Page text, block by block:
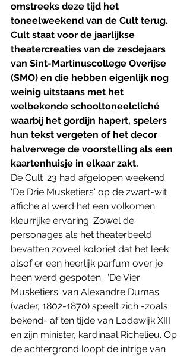
omstreeks deze tijd het
toneelweekend van de Cult terug.
Cult staat voor de jaarlijkse
theatercreaties van de zesdejaars
van Sint-Martinuscollege Overijse
(SMO) en die hebben eigenlijk nog
weinig uitstaans met het
welbekende schooltoneelcliché
waarbij het gordijn hapert, spelers
hun tekst vergeten of het decor
halverwege de voorstelling als een
kaartenhuisje in elkaar zakt.
De Cult '23 had afgelopen weekend
'De Drie Musketiers' op de zwart-wit
affiche al werd het een volkomen
kleurrijke ervaring. Zowel de
personages als het theaterbeeld
bevatten zoveel koloriet dat het leek
alsof er een heerlijk parfum over je
heen werd gespoten.  'De Vier
Musketiers' van Alexandre Dumas
(vader, 1802-1870) speelt zich -zoals
bekend- af ten tijde van Lodewijk XIII
en zijn minister, kardinaal Richelieu. Op
de achtergrond loopt de intrige van